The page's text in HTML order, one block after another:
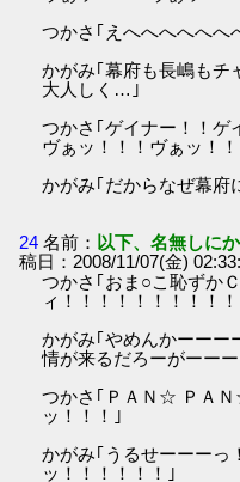
つかさ｢えへへへへへ
かがみ｢幕府も長嶋もチ
大人しく…｣
つかさ｢ゲイナー！！ゲ
ヴぁッ！！！ヴぁッ！
かがみ｢だからなぜ幕府
24 名前： 以下、名無しに
稿日：2008/11/07(金)
つかさ｢おま○こ恥ずか
ィ！！！！！！！！！
かがみ｢やめんかーーー
情が来るだろーがーー
つかさ｢ＰＡＮ☆ ＰＡ
ッ！！！｣
かがみ｢うるせーーーっ
ッ！！！！！！｣